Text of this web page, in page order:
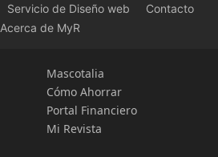
Servicio de Diseño web
Contacto
Acerca de MyR
Mascotalia
Cómo Ahorrar
Portal Financiero
Mi Revista